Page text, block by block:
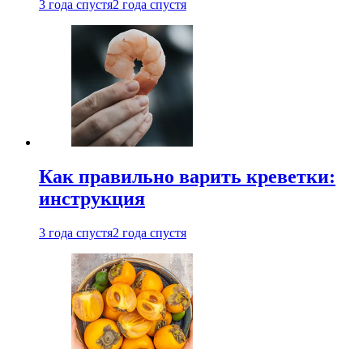
3 года спустя2 года спустя
Как правильно варить креветки:
инструкция
3 года спустя2 года спустя